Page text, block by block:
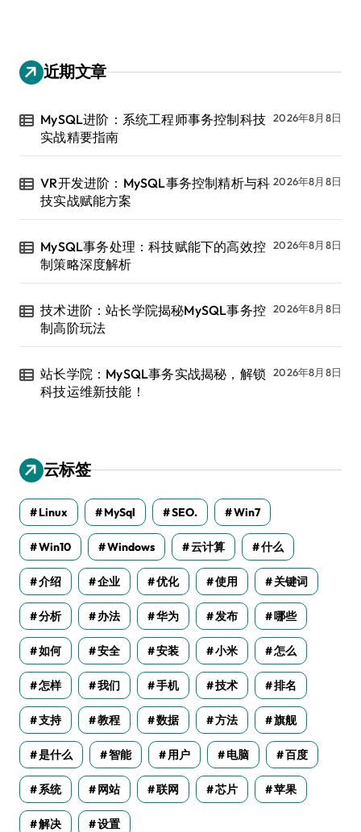
近期文章
MySQL进阶：系统工程师事务控制科技
实战精要指南
2026年8月8日
VR开发进阶：MySQL事务控制精析与科
技实战赋能方案
2026年8月8日
MySQL事务处理：科技赋能下的高效控
制策略深度解析
2026年8月8日
技术进阶：站长学院揭秘MySQL事务控
制高阶玩法
2026年8月8日
站长学院：MySQL事务实战揭秘，解锁
科技运维新技能！
2026年8月8日
云标签
Linux MySql SEO. Win7
Win10 Windows 云计算 什么
介绍 企业 优化 使用 关键词
分析 办法 华为 发布 哪些
如何 安全 安装 小米 怎么
怎样 我们 手机 技术 排名
支持 教程 数据 方法 旗舰
是什么 智能 用户 电脑 百度
系统 网站 联网 芯片 苹果
解决 设置